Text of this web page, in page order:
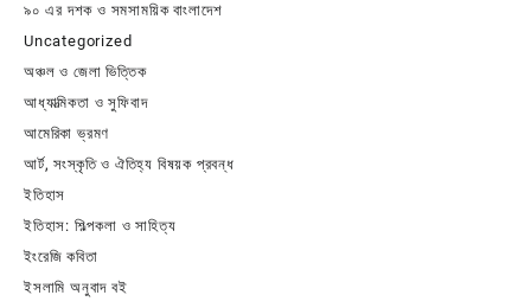
৯০ এর দশক ও সমসাময়িক বাংলাদেশ
Uncategorized
অঞ্চল ও জেলা ভিত্তিক
আধ্যাত্মিকতা ও সুফিবাদ
আমেরিকা ভ্রমণ
আর্ট, সংস্কৃতি ও ঐতিহ্য বিষয়ক প্রবন্ধ
ইতিহাস
ইতিহাস: শিল্পকলা ও সাহিত্য
ইংরেজি কবিতা
ইসলামি অনুবাদ বই